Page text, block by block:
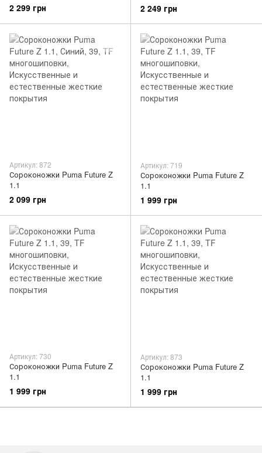
2 299 грн 2 249 грн
Артикул: 872
Сороконожки Puma Future Z
1.1
2 099 грн
Артикул: 719
Сороконожки Puma Future Z
1.1
1 999 грн
Артикул: 730
Сороконожки Puma Future Z
1.1
1 999 грн
Артикул: 873
Сороконожки Puma Future Z
1.1
1 999 грн